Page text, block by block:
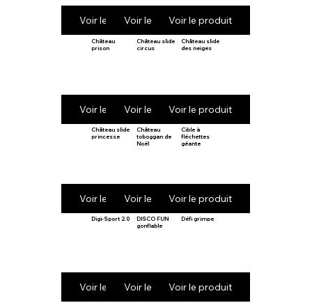
Voir le produitVoir le produitVoir le produit
Château
prison
Voir le produit
Château slide
circus
Voir le produit
Château slide
des neiges
Voir le produit
Château slide
princesse
Voir le produit
Château
toboggan de
Noël
Voir le produit
Cible à
fléchettes
géante
Voir le produit
Digi-Sport 2.0
Voir le produit
DISCO FUN
gonflable
Voir le produit
Défi grimpe
Voir le produit